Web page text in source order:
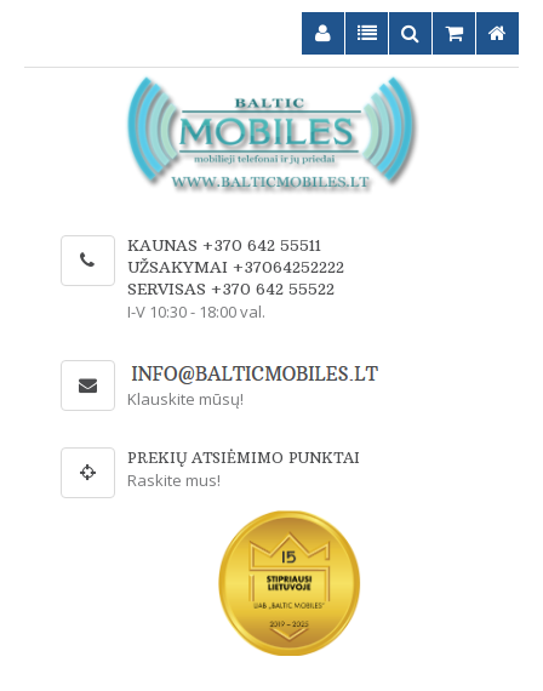
KAUNAS +370 642 55511
UŽSAKYMAI +37064252222
SERVISAS +370 642 55522
I-V 10:30 - 18:00 val.
Klauskite mūsų!
PREKIŲ ATSIĖMIMO PUNKTAI
Raskite mus!